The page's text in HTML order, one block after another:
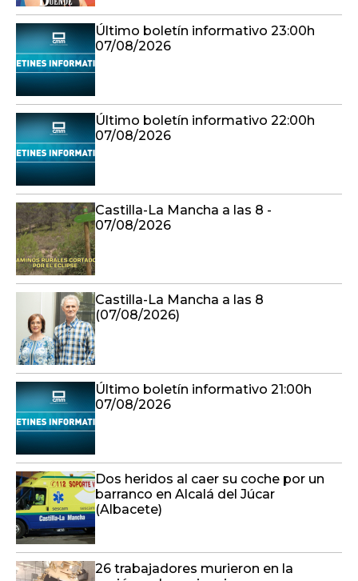
Último boletín informativo 23:00h
07/08/2026
Último boletín informativo 22:00h
07/08/2026
Castilla-La Mancha a las 8 -
07/08/2026
Castilla-La Mancha a las 8
(07/08/2026)
Último boletín informativo 21:00h
07/08/2026
Dos heridos al caer su coche por un
barranco en Alcalá del Júcar
(Albacete)
26 trabajadores murieron en la